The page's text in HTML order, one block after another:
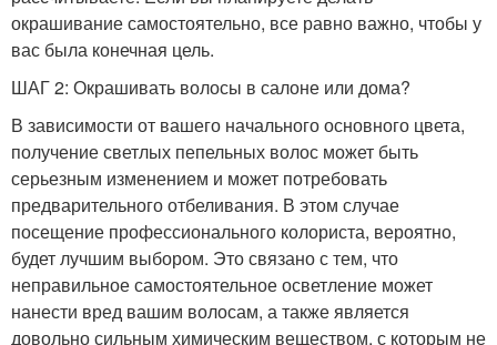
окрашивание самостоятельно, все равно важно, чтобы у
вас была конечная цель.
ШАГ 2: Окрашивать волосы в салоне или дома?
В зависимости от вашего начального основного цвета,
получение светлых пепельных волос может быть
серьезным изменением и может потребовать
предварительного отбеливания. В этом случае
посещение профессионального колориста, вероятно,
будет лучшим выбором. Это связано с тем, что
неправильное самостоятельное осветление может
нанести вред вашим волосам, а также является
довольно сильным химическим веществом, с которым не